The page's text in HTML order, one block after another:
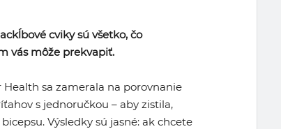
cviky sú všetko, čo
vás môže prekvapiť.
sa zamerala na porovnanie
s jednoručkou – aby zistila,
Výsledky sú jasné: ak chcete